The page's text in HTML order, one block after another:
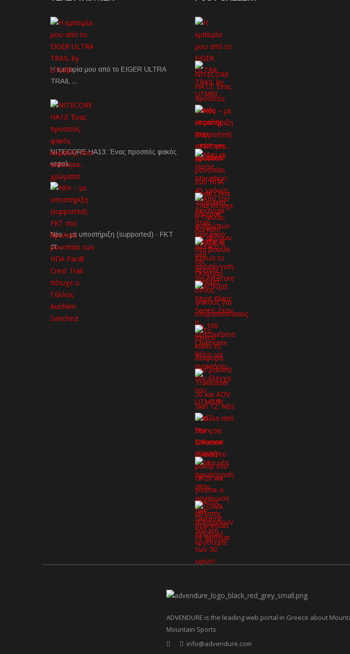
Η εμπειρία μου από το EIGER ULTRA
TRAIL …
NITECORE HA13: Ένας προσιτός φακός
κεφαλ…
Νέο – με υποστήριξη (supported) - FKT
στ…
ADVENDURE is the leading web portal in Greece about
Mountain Sports
info@advendure.com